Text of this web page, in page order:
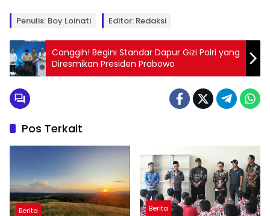
Penulis: Boy Loinati Editor: Redaksi
Canggih! Begini Standar Dapur Gizi Polri yang
Diresmikan Presiden Prabowo
Pos Terkait
Berita Berita